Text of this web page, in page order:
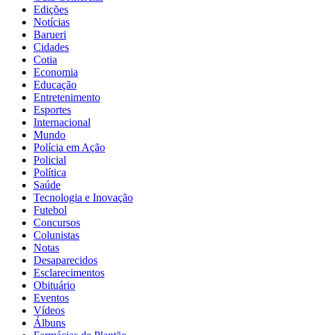
Edições
Notícias
Barueri
Cidades
Cotia
Economia
Educação
Entretenimento
Esportes
Internacional
Mundo
Polícia em Ação
Policial
Política
Saúde
Tecnologia e Inovação
Futebol
Concursos
Colunistas
Notas
Desaparecidos
Esclarecimentos
Obituário
Eventos
Vídeos
Álbuns